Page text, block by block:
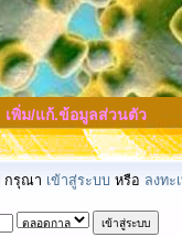
เพิ่ม/แก้.ข้อมูลส่วนตัว
กรุณา เข้าสู่ระบบ หรือ ลงทะ